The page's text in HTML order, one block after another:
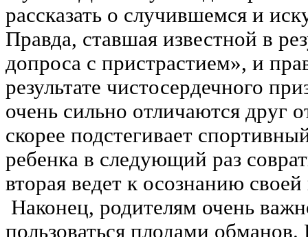
рассказать о случившемся и
Правда, ставшая известной в
допроса с пристрастием», и
результате чистосердечного
очень сильно отличаются друг
скорее подстегивает
ребенка в следующий раз
вторая ведет к осознанию
Наконец, родителям очень
пользоваться плодами